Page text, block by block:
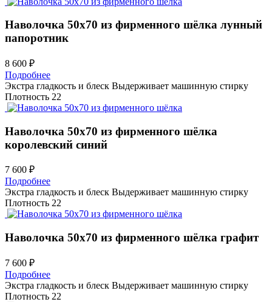
Наволочка 50х70 из фирменного шёлка лунный
папоротник
8 600 ₽
Подробнее
Экстра гладкость и блеск Выдерживает машинную стирку
Плотность 22
Наволочка 50х70 из фирменного шёлка
королевский синий
7 600 ₽
Подробнее
Экстра гладкость и блеск Выдерживает машинную стирку
Плотность 22
Наволочка 50х70 из фирменного шёлка графит
7 600 ₽
Подробнее
Экстра гладкость и блеск Выдерживает машинную стирку
Плотность 22